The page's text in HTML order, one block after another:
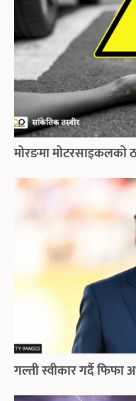
मोरङमा मोटरसाइकलको
गल्ती स्वीकार गर्दै फिफा